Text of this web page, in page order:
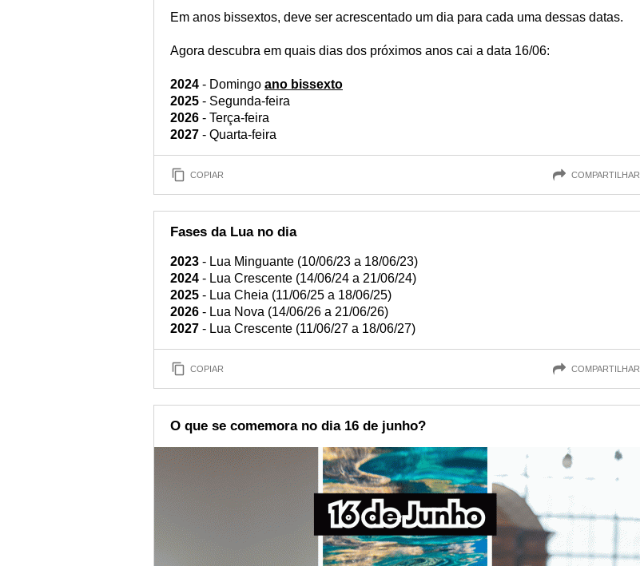
Em anos bissextos, deve ser acrescentado um dia para cada uma dessas datas.
Agora descubra em quais dias dos próximos anos cai a data 16/06:
2024 - Domingo ano bissexto
2025 - Segunda-feira
2026 - Terça-feira
2027 - Quarta-feira
COPIAR COMPARTILHAR
Fases da Lua no dia
2023 - Lua Minguante (10/06/23 a 18/06/23)
2024 - Lua Crescente (14/06/24 a 21/06/24)
2025 - Lua Cheia (11/06/25 a 18/06/25)
2026 - Lua Nova (14/06/26 a 21/06/26)
2027 - Lua Crescente (11/06/27 a 18/06/27)
COPIAR COMPARTILHAR
O que se comemora no dia 16 de junho?